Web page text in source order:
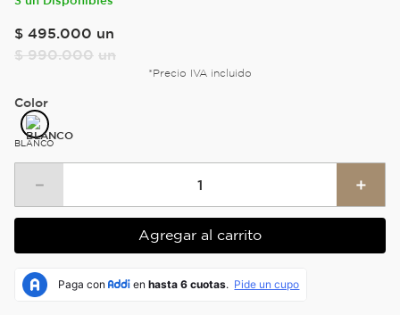
$ 495.000 un
$ 990.000 un
*Precio IVA incluido
Color
BLANCO
＋
－
Agregar al carrito